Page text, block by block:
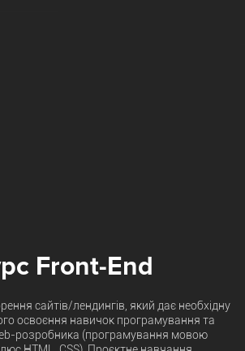
Front-End
сайтів/лендингів, який дає необхідну
освоєння навичок програмування та
розробника (програмування мовою